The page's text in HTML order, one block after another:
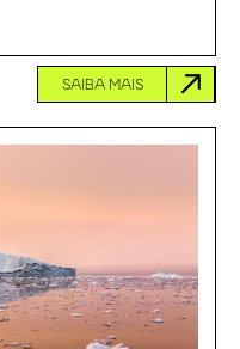
SAIBA MAIS